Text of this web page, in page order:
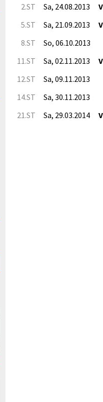
2.ST Sa, 24.08.2013
5.ST Sa, 21.09.2013
8.ST So, 06.10.2013
11.ST Sa, 02.11.2013
12.ST Sa, 09.11.2013
14.ST Sa, 30.11.2013
21.ST Sa, 29.03.2014